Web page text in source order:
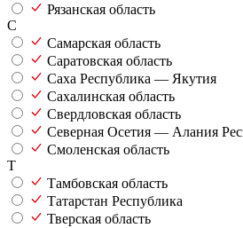
Рязанская область
С
Самарская область
Саратовская область
Саха Республика — Якутия
Сахалинская область
Свердловская область
Северная Осетия — Алания
Смоленская область
Т
Тамбовская область
Татарстан Республика
Тверская область